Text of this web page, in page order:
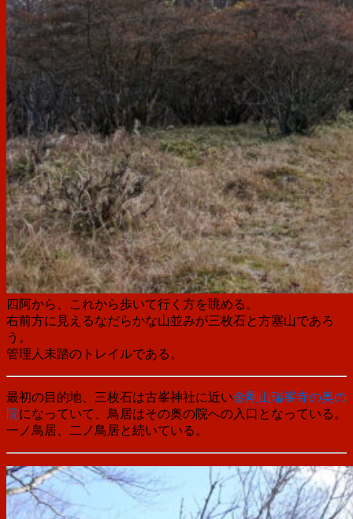
四阿から、これから歩いて行く方を眺める。
右前方に見えるなだらかな山並みが三枚石と方塞山であろ
う。
管理人未踏のトレイルである。
最初の目的地、三枚石は古峯神社に近い金剛山瑞峯寺の奥の
院になっていて、鳥居はその奥の院への入口となっている。
一ノ鳥居、二ノ鳥居と続いている。